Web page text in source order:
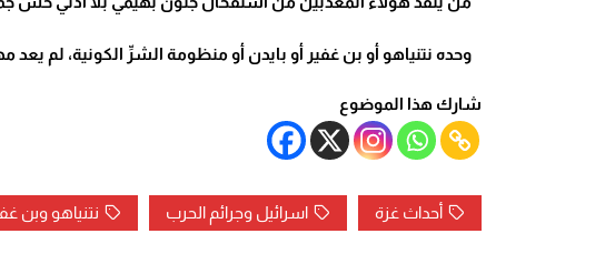
وحده نتنياهو أو بن غفير أو بايدن أو منظومة الشرِّ الكونية، لم
شارك هذا الموضوع
أحداث غزة اسرائيل وجرائم الحرب نتنياهو وبن